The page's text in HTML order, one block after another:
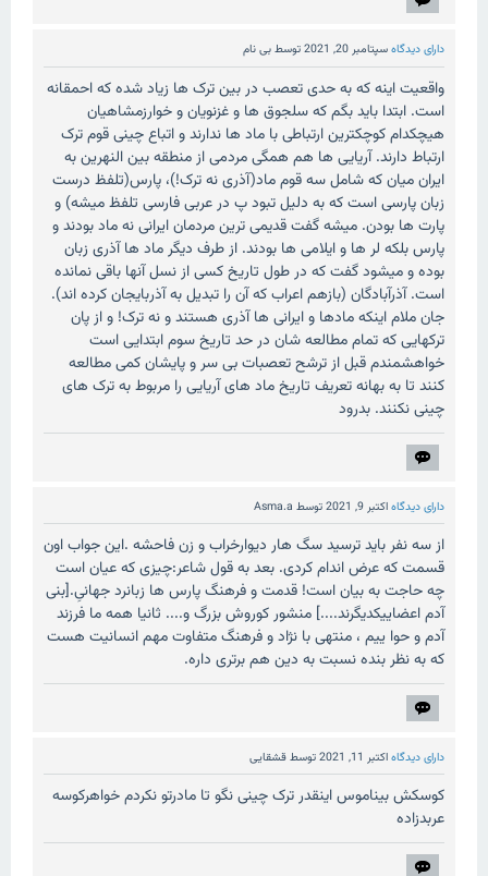
دارای دیدگاهسپتامبر 20, 2021 توسطبی نام
واقعیت اینه که به حدی تعصب در بین ترک ها زیاد شده که احمقانه
است. ابتدا باید بگم که سلجوق ها و غزنویان و خوارزمشاهیان
هیچکدام کوچکترین ارتباطی با ماد ها ندارند و اتباع چینی قوم ترک
ارتباط دارند. آریایی ها هم همگی مردمی از منطقه بین النهرین به
ایران میان که شامل سه قوم ماد(آذری نه ترک!)، پارس(تلفظ درست
زبان پارسی است که به دلیل تبود پ در عربی فارسی تلفظ میشه) و
پارت ها بودن. میشه گفت قدیمی ترین مردمان ایرانی نه ماد بودند و
پارس بلکه لر ها و ایلامی ها بودند. از طرف دیگر ماد ها آذری زبان
بوده و میشود گفت که در طول تاریخ کسی از نسل آنها باقی نمانده
است. آذرآبادگان (بازهم اعراب که آن را تبدیل به آذربایجان کرده اند).
جان ملام اینکه مادها و ایرانی ها آذری هستند و نه ترک! و از پان
ترکهایی که تمام مطالعه شان در حد تاریخ سوم ابتدایی است
خواهشمندم قبل از ترشح تعصبات بی سر و پایشان کمی مطالعه
کنند تا به بهانه تعریف تاریخ ماد های آریایی را مربوط به ترک های
چینی نکنند. بدرود
دارای دیدگاهاکتبر 9, 2021 توسط Asma.a
از سه نفر باید ترسید سگ هار دیوارخراب و زن فاحشه .این جواب اون
قسمت که عرض اندام کردی. بعد به قول شاعر:چیزی که عیان است
چه حاجت به بیان است! قدمت و فرهنگ پارس ها زبانرد جهانیِ.[بنی
آدم اعضاییکدیگرند....] منشور کوروش بزرگ و.... ثانیا همه ما فرزند
آدم و حوا ییم ، منتهی با نژاد و فرهنگ متفاوت مهم انسانیت هست
که به نظر بنده نسبت به دین هم برتری داره.
دارای دیدگاهاکتبر 11, 2021 توسطقشقایی
کوسکش بیناموس اینقدر ترک چینی نگو تا مادرتو نکردم خواهرکوسه
عربدزاده